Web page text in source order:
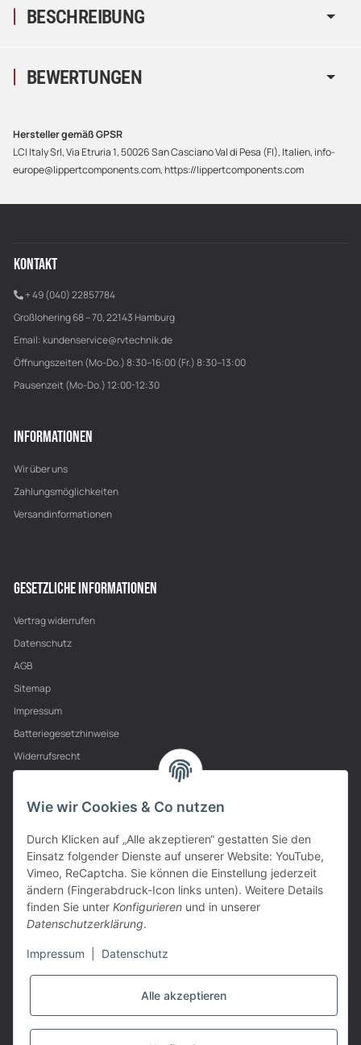
BESCHREIBUNG
BEWERTUNGEN
Hersteller gemäß GPSR
LCI Italy Srl, Via Etruria 1, 50026 San Casciano Val di Pesa (FI), Italien, info-
europe@lippertcomponents.com, https://lippertcomponents.com
KONTAKT
+ 49 (040) 22857784
Großlohering 68 – 70, 22143 Hamburg
Email: kundenservice@rvtechnik.de
Öffnungszeiten (Mo-Do.) 8:30–16:00 (Fr.) 8:30–13:00
Pausenzeit (Mo-Do.) 12:00-12:30
INFORMATIONEN
Wir über uns
Zahlungsmöglichkeiten
Versandinformationen
GESETZLICHE INFORMATIONEN
Vertrag widerrufen
Datenschutz
AGB
Sitemap
Impressum
Batteriegesetzhinweise
Widerrufsrecht
PARTNER
VERTRAG WIDERRUFEN
Wie wir Cookies & Co nutzen
Durch Klicken auf „Alle akzeptieren“ gestatten Sie den
Einsatz folgender Dienste auf unserer Website: YouTube,
Vimeo, ReCaptcha. Sie können die Einstellung jederzeit
ändern (Fingerabdruck-Icon links unten). Weitere Details
finden Sie unter Konfigurieren und in unserer
Datenschutzerklärung.
Impressum Datenschutz
Alle akzeptieren